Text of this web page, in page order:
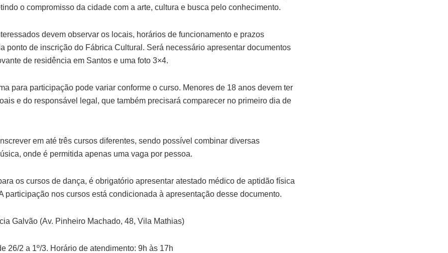
o compromisso da cidade com a arte, cultura e busca pelo conhecimento.
devem observar os locais, horários de funcionamento e prazos
ponto de inscrição do Fábrica Cultural. Será necessário apresentar documentos
de residência em Santos e uma foto 3×4.
para participação pode variar conforme o curso. Menores de 18 anos devem ter
e do responsável legal, que também precisará comparecer no primeiro dia de
em até três cursos diferentes, sendo possível combinar diversas
onde é permitida apenas uma vaga por pessoa.
os cursos de dança, é obrigatório apresentar atestado médico de aptidão física
participação nos cursos está condicionada à apresentação desse documento.
Galvão (Av. Pinheiro Machado, 48, Vila Mathias)
26/2 a 1º/3. Horário de atendimento: 9h às 17h